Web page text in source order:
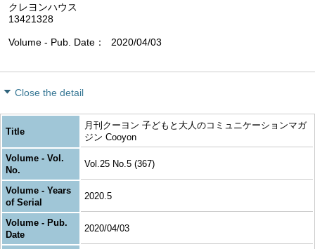
クレヨンハウス
13421328
Volume - Pub. Date 2020/04/03
Close the detail
Title
月刊クーヨン 子どもと大人のコミュニケーションマガ
ジン Cooyon
Volume - Vol.
No.
Vol.25 No.5 (367)
Volume - Years
of Serial
2020.5
Volume - Pub.
Date
2020/04/03